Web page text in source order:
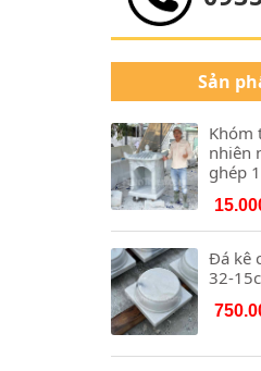
Sản
Khóm
nhiên
ghép
Đá kê
32-